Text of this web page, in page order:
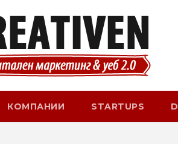
КОМПАНИИ STARTUPS